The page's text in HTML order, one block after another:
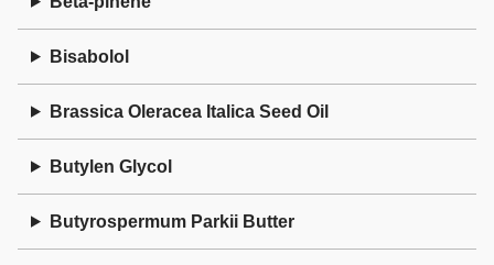
Bisabolol
Brassica Oleracea Italica Seed Oil
Butylen Glycol
Butyrospermum Parkii Butter